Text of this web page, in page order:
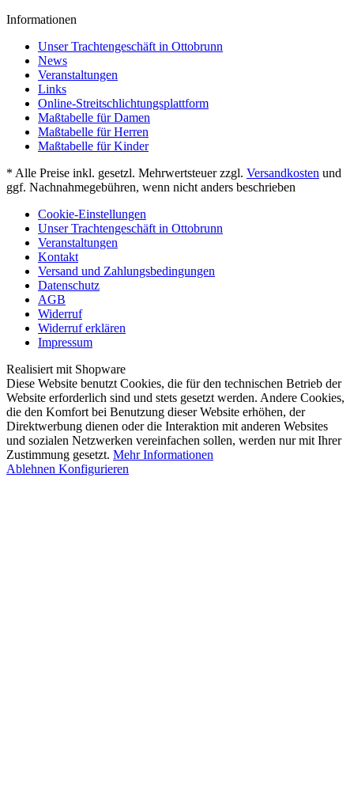
Informationen
Unser Trachtengeschäft in Ottobrunn
News
Veranstaltungen
Links
Online-Streitschlichtungsplattform
Maßtabelle für Damen
Maßtabelle für Herren
Maßtabelle für Kinder
* Alle Preise inkl. gesetzl. Mehrwertsteuer zzgl. Versandkosten und
ggf. Nachnahmegebühren, wenn nicht anders beschrieben
Cookie-Einstellungen
Unser Trachtengeschäft in Ottobrunn
Veranstaltungen
Kontakt
Versand und Zahlungsbedingungen
Datenschutz
AGB
Widerruf
Widerruf erklären
Impressum
Realisiert mit Shopware
Diese Website benutzt Cookies, die für den technischen Betrieb der
Website erforderlich sind und stets gesetzt werden. Andere Cookies,
die den Komfort bei Benutzung dieser Website erhöhen, der
Direktwerbung dienen oder die Interaktion mit anderen Websites
und sozialen Netzwerken vereinfachen sollen, werden nur mit Ihrer
Zustimmung gesetzt. Mehr Informationen
Ablehnen Konfigurieren